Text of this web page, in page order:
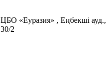
ЦБО «Еуразия» , Еңбекші
30/2